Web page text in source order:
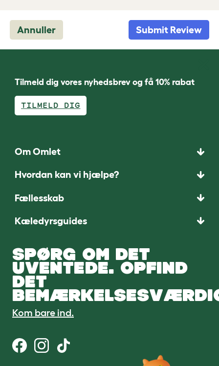
Annuller Submit Review
Tilmeld dig vores nyhedsbrev og få 10% rabat
TILMELD DIG
Om Omlet
Hvordan kan vi hjælpe?
Fællesskab
Kæledyrsguides
SPØRG OM DET
UVENTEDE. OPFIND
DET
Kom bare ind.